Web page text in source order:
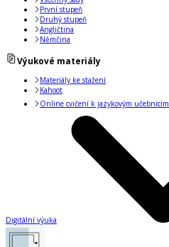
První stupeň
Druhý stupeň
Angličtina
Němčina
Výukové materiály
Materiály ke stažení
Kahoot
Online cvičení k jazykovým učebnicím
Digitální výuka